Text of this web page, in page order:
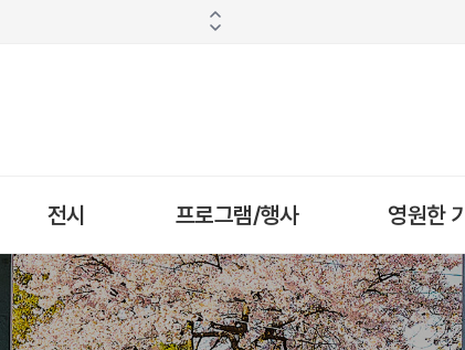
전시 프로그램/행사 영원한